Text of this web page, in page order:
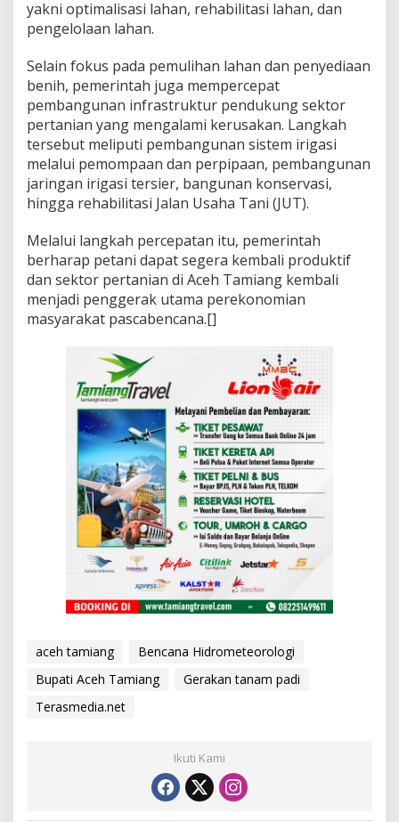
yakni optimalisasi lahan, rehabilitasi lahan, dan
pengelolaan lahan.
Selain fokus pada pemulihan lahan dan penyediaan
benih, pemerintah juga mempercepat
pembangunan infrastruktur pendukung sektor
pertanian yang mengalami kerusakan. Langkah
tersebut meliputi pembangunan sistem irigasi
melalui pemompaan dan perpipaan, pembangunan
jaringan irigasi tersier, bangunan konservasi,
hingga rehabilitasi Jalan Usaha Tani (JUT).
Melalui langkah percepatan itu, pemerintah
berharap petani dapat segera kembali produktif
dan sektor pertanian di Aceh Tamiang kembali
menjadi penggerak utama perekonomian
masyarakat pascabencana.[]
aceh tamiang
Bencana Hidrometeorologi
Bupati Aceh Tamiang
Gerakan tanam padi
Terasmedia.net
Ikuti Kami